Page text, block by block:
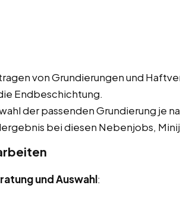
von Grundierungen und
Endbeschichtung.
der passenden Grundierung je
bei diesen Nebenjobs,
und Auswahl: